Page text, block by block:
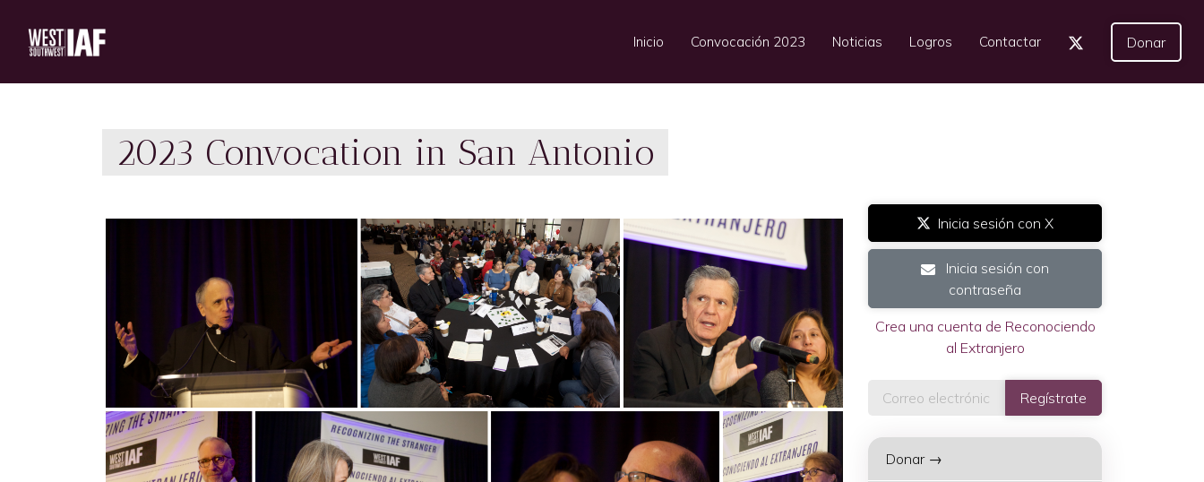
Inicio Convocación 2023 Noticias Logros Contactar Donar
2023 Convocation in San Antonio
Inicia sesión con X
Inicia sesión con
contraseña
Crea una cuenta de Reconociendo
al Extranjero
Donar →